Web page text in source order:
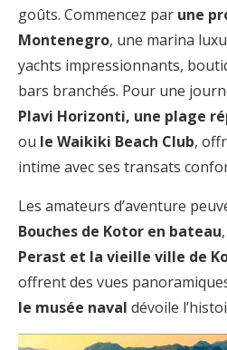
goûts. Commencez par une
Montenegro, une marina
yachts impressionnants,
bars branchés. Pour une
Plavi Horizonti, une plage
ou le Waikiki Beach Club,
intime avec ses transats
Les amateurs d’aventure
Bouches de Kotor en bateau
Perast et la vieille ville de
offrent des vues
le musée naval dévoile